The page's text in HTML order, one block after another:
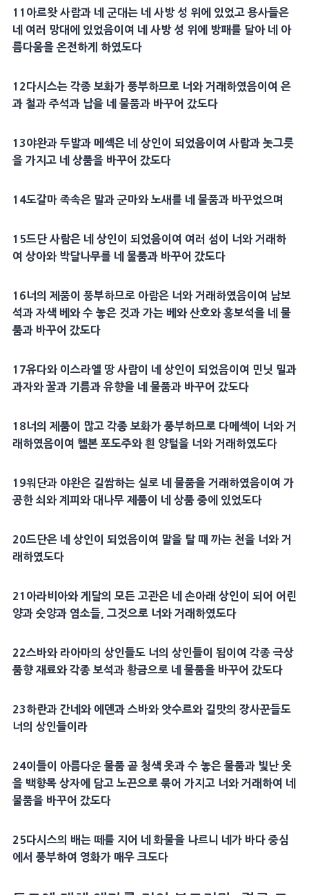
11아르왓 사람과 네 군대는 네 사방 성 위에 있었고 용사들은
네 여러 망대에 있었음이여 네 사방 성 위에 방패를 달아 네 아
름다움을 온전하게 하였도다
12다시스는 각종 보화가 풍부하므로 너와 거래하였음이여 은
과 철과 주석과 납을 네 물품과 바꾸어 갔도다
13야완과 두발과 메섹은 네 상인이 되었음이여 사람과 놋그릇
을 가지고 네 상품을 바꾸어 갔도다
14도갈마 족속은 말과 군마와 노새를 네 물품과 바꾸었으며
15드단 사람은 네 상인이 되었음이여 여러 섬이 너와 거래하
여 상아와 박달나무를 네 물품과 바꾸어 갔도다
16너의 제품이 풍부하므로 아람은 너와 거래하였음이여 남보
석과 자색 베와 수 놓은 것과 가는 베와 산호와 홍보석을 네 물
품과 바꾸어 갔도다
17유다와 이스라엘 땅 사람이 네 상인이 되었음이여 민닛 밀과
과자와 꿀과 기름과 유향을 네 물품과 바꾸어 갔도다
18너의 제품이 많고 각종 보화가 풍부하므로 다메섹이 너와 거
래하였음이여 헬본 포도주와 흰 양털을 너와 거래하였도다
19워단과 야완은 길쌈하는 실로 네 물품을 거래하였음이여 가
공한 쇠와 계피와 대나무 제품이 네 상품 중에 있었도다
20드단은 네 상인이 되었음이여 말을 탈 때 까는 천을 너와 거
래하였도다
21아라비아와 게달의 모든 고관은 네 손아래 상인이 되어 어린
양과 숫양과 염소들, 그것으로 너와 거래하였도다
22스바와 라아마의 상인들도 너의 상인들이 됨이여 각종 극상
품향 재료와 각종 보석과 황금으로 네 물품을 바꾸어 갔도다
23하란과 간네와 에덴과 스바와 앗수르와 길맛의 장사꾼들도
너의 상인들이라
24이들이 아름다운 물품 곧 청색 옷과 수 놓은 물품과 빛난 옷
을 백향목 상자에 담고 노끈으로 묶어 가지고 너와 거래하여 네
물품을 바꾸어 갔도다
25다시스의 배는 떼를 지어 네 화물을 나르니 네가 바다 중심
에서 풍부하여 영화가 매우 크도다